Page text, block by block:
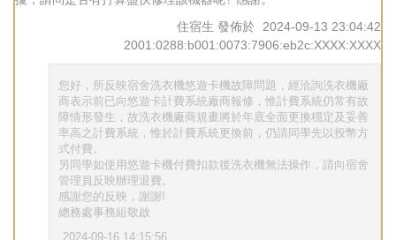
住宿生 發佈於 2024-09-13 23:04:42
2001:0288:b001:0073:7906:eb2c:XXXX:XXXX
您好，所反映宿舍洗衣機悠遊卡機故障問題，經洽詢洗衣機廠
商表示前已向悠遊卡計費系統廠商報修，惟計費系統仍常有故
障情形發生，故洗衣機廠商規畫將於年底全面更換穩定及妥善
率高之計費系統，惟於計費系統更換前，仍請同學先以投幣方
式付費。
另同學如使用悠遊卡機付費扣款後洗衣機無法操作，請向宿舍
管理員反映辦理退費。
感謝您的反映，謝謝!
總務處事務組敬啟